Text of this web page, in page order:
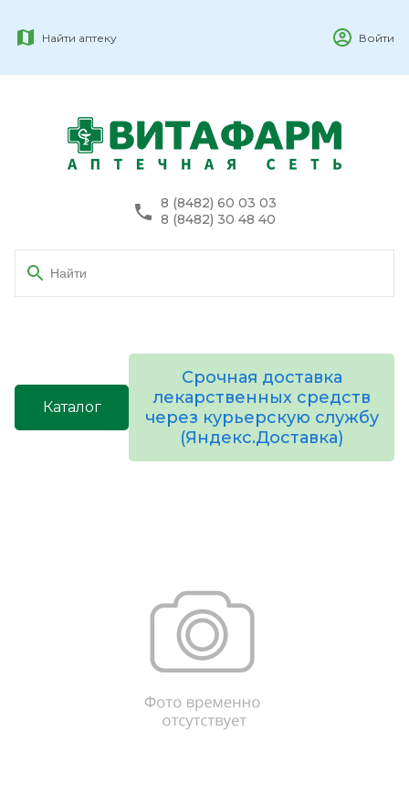
Найти аптеку Войти
8 (8482) 60 03 03
8 (8482) 30 48 40
Каталог
Срочная доставка
лекарственных средств
через курьерскую службу
(Яндекс.Доставка)